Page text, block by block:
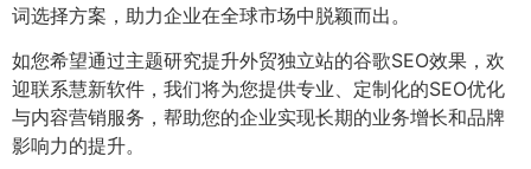
词选择方案，助力企业在全球市场中脱颖而出。
如您希望通过主题研究提升外贸独立站的谷歌SEO效果，欢
迎联系慧新软件，我们将为您提供专业、定制化的SEO优化
与内容营销服务，帮助您的企业实现长期的业务增长和品牌
影响力的提升。